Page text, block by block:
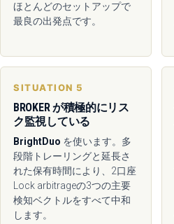
ほとんどのセットアップで
最良の出発点です。
SITUATION 5
BROKER が積極的にリス
ク監視している
BrightDuo を使います。多
段階トレーリングと延長さ
れた保有時間により、2口座
Lock arbitrageの3つの主要
検知ベクトルをすべて中和
します。